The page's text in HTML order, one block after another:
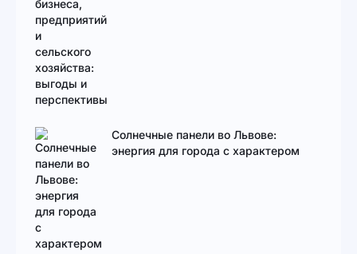
Солнечные панели во Львове:
энергия для города с характером